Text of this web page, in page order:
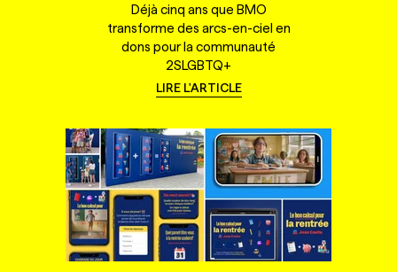
Déjà cinq ans que BMO
transforme des arcs-en-ciel en
dons pour la communauté
2SLGBTQ+
LIRE L'ARTICLE